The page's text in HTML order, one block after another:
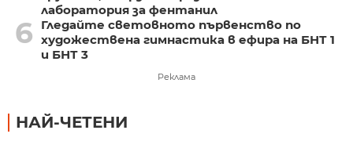
лаборатория за фентанил
6
Гледайте световното първенство по
художествена гимнастика в ефира на БНТ 1
и БНТ 3
Реклама
НАЙ-ЧЕТЕНИ